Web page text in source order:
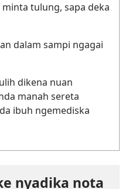
tulung, sapa deka
dalam sampi ngagai
dikena nuan
manah sereta
ibuh ngemediska
nyadika nota